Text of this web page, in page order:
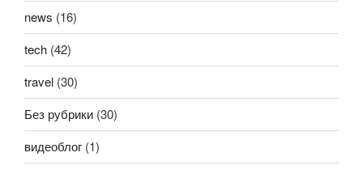
news (16)
tech (42)
travel (30)
Без рубрики (30)
видеоблог (1)